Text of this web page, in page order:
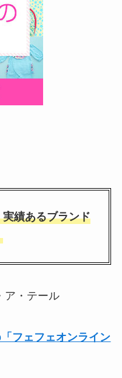
績あるブランド
ア・テール
フェフェオンライン